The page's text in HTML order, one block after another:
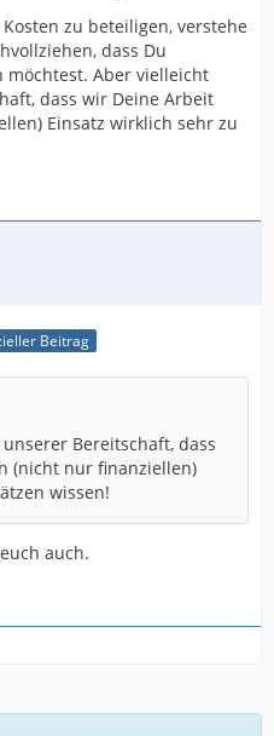
zu beteiligen, verstehe
dass Du
möchtest. Aber vielleicht
dass wir Deine Arbeit
Einsatz wirklich sehr zu
Beitrag
Bereitschaft, dass
(nicht nur finanziellen)
wissen!
auch.